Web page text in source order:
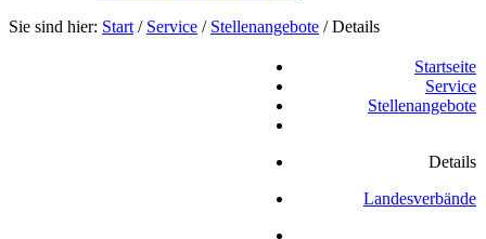
Sie sind hier: Start / Service / Stellenangebote /Details
Startseite
Service
Stellenangebote
Details
Landesverbände